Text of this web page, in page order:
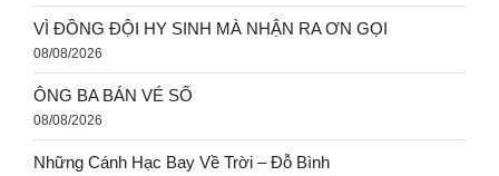
VÌ ĐỒNG ĐỘI HY SINH MÀ NHẬN RA ƠN GỌI
08/08/2026
ÔNG BA BÁN VÉ SỐ
08/08/2026
Những Cánh Hạc Bay Về Trời – Đỗ Bình